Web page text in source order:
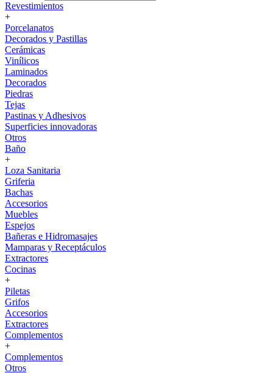
Revestimientos
+
Porcelanatos
Decorados y Pastillas
Cerámicas
Vinílicos
Laminados
Decorados
Piedras
Tejas
Pastinas y Adhesivos
Superficies innovadoras
Otros
Baño
+
Loza Sanitaria
Griferia
Bachas
Accesorios
Muebles
Espejos
Bañeras e Hidromasajes
Mamparas y Receptáculos
Extractores
Cocinas
+
Piletas
Grifos
Accesorios
Extractores
Complementos
+
Complementos
Otros